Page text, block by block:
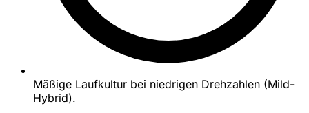
Mäßige Laufkultur bei niedrigen Drehzahlen (Mild-
Hybrid).